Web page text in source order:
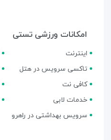
امکانات ورزشی تستی
اینترنت
تاکسی سرویس در هتل
کافی نت
خدمات لابی
سرویس بهداشتی در راهرو